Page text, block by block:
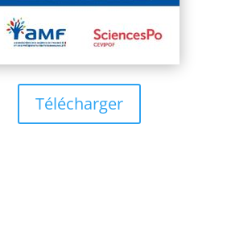
Télécharger